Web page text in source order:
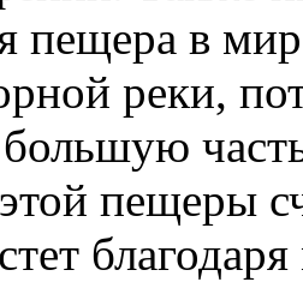
пещера в
реки,
большую
пещеры